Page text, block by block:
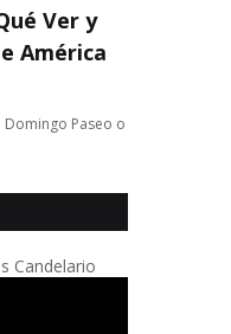
Ver y
América
Domingo Paseo o
Candelario